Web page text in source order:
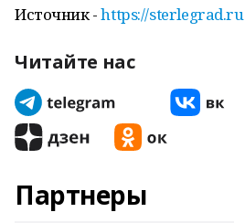
Источник -https://sterlegrad.ru
Читайте нас
Партнеры